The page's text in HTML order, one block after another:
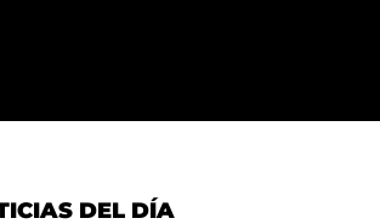
DEL DÍA